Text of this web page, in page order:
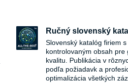
Ručný slovenský
Slovenský katalóg firiem
kontrolovaným obsah pre
kvalitu. Publikácia v
podľa požiadavk a
optimalizácia všetkých